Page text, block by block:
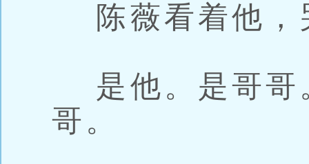
陈薇看着他，
是他。是哥哥
哥。